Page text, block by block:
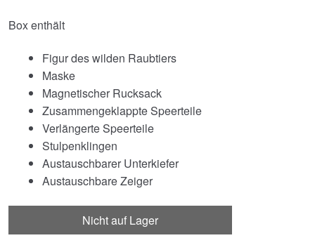
Box enthält
Figur des wilden Raubtiers
Maske
Magnetischer Rucksack
Zusammengeklappte Speerteile
Verlängerte Speerteile
Stulpenklingen
Austauschbarer Unterkiefer
Austauschbare Zeiger
Nicht auf Lager